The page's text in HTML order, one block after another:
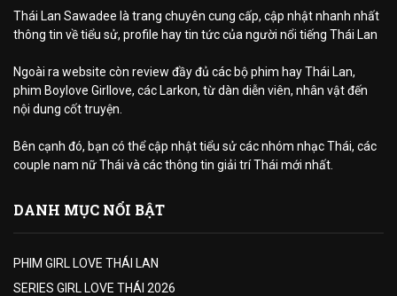
Thái Lan Sawadee là trang chuyên cung cấp, cập nhật nhanh nhất
thông tin về tiểu sử, profile hay tin tức của người nổi tiếng Thái Lan
Ngoài ra website còn review đầy đủ các bộ phim hay Thái Lan,
phim Boylove Girllove, các Larkon, từ dàn diễn viên, nhân vật đến
nội dung cốt truyện.
Bên cạnh đó, bạn có thể cập nhật tiểu sử các nhóm nhạc Thái, các
couple nam nữ Thái và các thông tin giải trí Thái mới nhất.
DANH MỤC NỔI BẬT
PHIM GIRL LOVE THÁI LAN
SERIES GIRL LOVE THÁI 2026